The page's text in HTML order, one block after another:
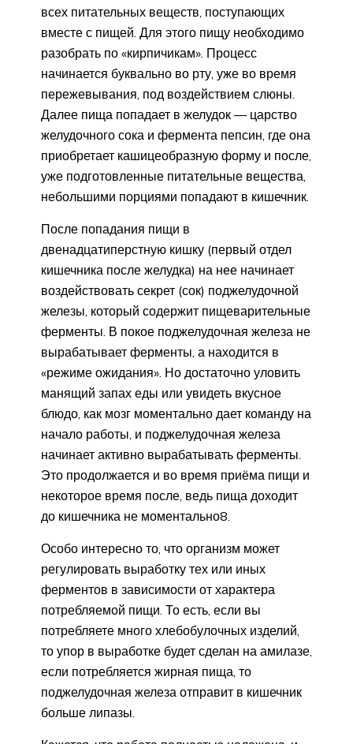
всех питательных веществ, поступающих
вместе с пищей. Для этого пищу необходимо
разобрать по «кирпичикам». Процесс
начинается буквально во рту, уже во время
пережевывания, под воздействием слюны.
Далее пища попадает в желудок — царство
желудочного сока и фермента пепсин, где она
приобретает кашицеобразную форму и после,
уже подготовленные питательные вещества,
небольшими порциями попадают в кишечник.
После попадания пищи в
двенадцатиперстную кишку (первый отдел
кишечника после желудка) на нее начинает
воздействовать секрет (сок) поджелудочной
железы, который содержит пищеварительные
ферменты. В покое поджелудочная железа не
вырабатывает ферменты, а находится в
«режиме ожидания». Но достаточно уловить
манящий запах еды или увидеть вкусное
блюдо, как мозг моментально дает команду на
начало работы, и поджелудочная железа
начинает активно вырабатывать ферменты.
Это продолжается и во время приёма пищи и
некоторое время после, ведь пища доходит
до кишечника не моментально8.
Особо интересно то, что организм может
регулировать выработку тех или иных
ферментов в зависимости от характера
потребляемой пищи. То есть, если вы
потребляете много хлебобулочных изделий,
то упор в выработке будет сделан на амилазе,
если потребляется жирная пища, то
поджелудочная железа отправит в кишечник
больше липазы.